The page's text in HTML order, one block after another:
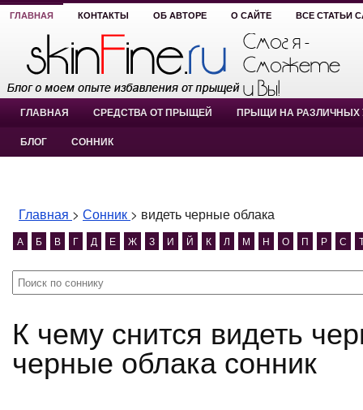
ГЛАВНАЯ КОНТАКТЫ ОБ АВТОРЕ О САЙТЕ ВСЕ СТАТЬИ
ГЛАВНАЯ СРЕДСТВА ОТ ПРЫЩЕЙ ПРЫЩИ НА РАЗЛИЧНЫХ
БЛОГ СОННИК
Главная > Сонник > видеть черные облака
А Б В Г Д Е Ж З И Й К Л М Н О П Р С
К чему снится видеть черные облака? видеть
черные облака сонник